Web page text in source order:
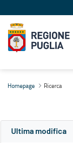
Homepage Ricerca
Ultima modifica